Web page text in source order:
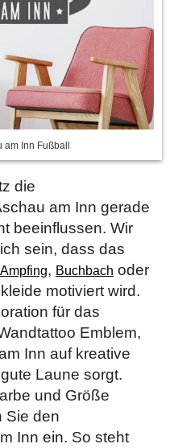
am Inn Fußball
die
am Inn gerade
beeinflussen. Wir
sein, dass das
Ampfing, Buchbach oder
motiviert wird.
für das
Emblem,
Inn auf kreative
Laune sorgt.
und Größe
Sie den
Inn ein. So steht